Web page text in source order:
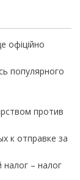
офіційно
популярного
против
к отправке за
налог – налог